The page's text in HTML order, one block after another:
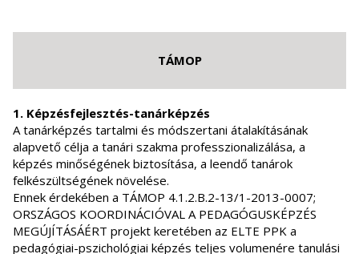
TÁMOP
1. Képzésfejlesztés-tanárképzés
A tanárképzés tartalmi és módszertani átalakításának
alapvető célja a tanári szakma professzionalizálása, a
képzés minőségének biztosítása, a leendő tanárok
felkészültségének növelése.
Ennek érdekében a TÁMOP 4.1.2.B.2-13/1-2013-0007;
ORSZÁGOS KOORDINÁCIÓVAL A PEDAGÓGUSKÉPZÉS
MEGÚJÍTÁSÁÉRT projekt keretében az ELTE PPK a
pedagógiai-pszichológiai képzés teljes volumenére tanulási